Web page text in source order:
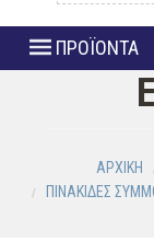
ΠΡΟΪΟΝΤΑ
ΑΡΧΙΚΗ
ΠΙΝΑΚΙΔΕΣ